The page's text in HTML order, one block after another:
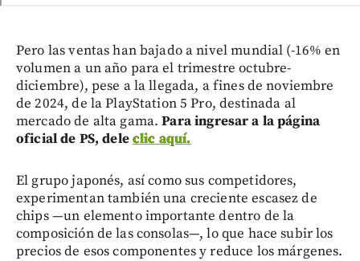
Pero las ventas han bajado a nivel mundial (-16% en
volumen a un año para el trimestre octubre-
diciembre), pese a la llegada, a fines de noviembre
de 2024, de la PlayStation 5 Pro, destinada al
mercado de alta gama.Para ingresar a la página
oficial de PS, deleclic aquí.
El grupo japonés, así como sus competidores,
experimentan también una creciente escasez de
chips —un elemento importante dentro de la
composición de las consolas—, lo que hace subir los
precios de esos componentes y reduce los márgenes.